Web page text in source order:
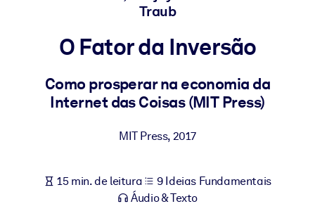
POR SISTEMA
Leve conhecimento verificado e conciso para seu LMS/LXP para
resultados de aprendizagem mais sólidos.
Para bibliotecas corporativas
Para sistemas de IA
Traub
O Fator da Inversão
Como prosperar na economia da
Internet das Coisas (MIT Press)
MIT Press, 2017
15 min. de leitura
9 Ideias Fundamentais
Áudio & Texto